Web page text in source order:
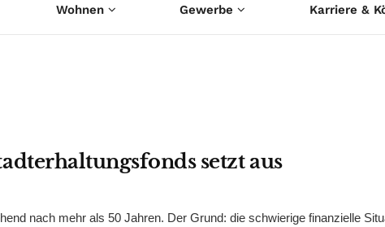
Wohnen Gewerbe Karriere &
setzt aus
nach mehr als 50 Jahren. Der Grund: die schwierige finanzielle